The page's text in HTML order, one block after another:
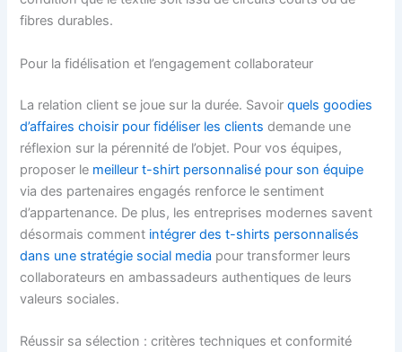
fibres durables.
Pour la fidélisation et l’engagement collaborateur
La relation client se joue sur la durée. Savoirquels goodies
d’affaires choisir pour fidéliser les clients demande une
réflexion sur la pérennité de l’objet. Pour vos équipes,
proposer le meilleur t-shirt personnalisé pour son équipe
via des partenaires engagés renforce le sentiment
d’appartenance. De plus, les entreprises modernes savent
désormais comment intégrer des t-shirts personnalisés
dans une stratégie social media pour transformer leurs
collaborateurs en ambassadeurs authentiques de leurs
valeurs sociales.
Réussir sa sélection : critères techniques et conformité